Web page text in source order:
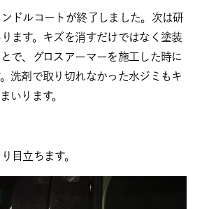
ドルコートが終了しました。次は研
ます。キズを消すだけではなく塗装
で、グロスアーマーを施工した時に
洗剤で取り切れなかった水ジミもキ
いります。
目立ちます。